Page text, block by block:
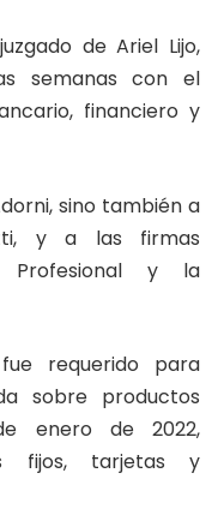
de Ariel Lijo,
semanas con el
financiero y
sino también a
y a las firmas
Profesional y la
requerido para
sobre productos
enero de 2022,
fijos, tarjetas y